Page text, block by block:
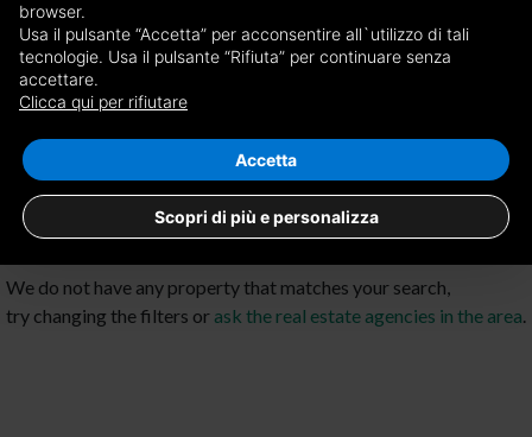
No results for
Bagnasco
We do not have any property that matches your search,
try changing the filters or ask the real estate agencies in the area.
I am of age, I have read and accept theconditionsand privacy
disclaimer
browser.
Usa il pulsante “Accetta” per acconsentire all`utilizzo di tali
tecnologie. Usa il pulsante “Rifiuta” per continuare senza
accettare.
Clicca qui per rifiutare
Scopri di più e personalizza
Accetta